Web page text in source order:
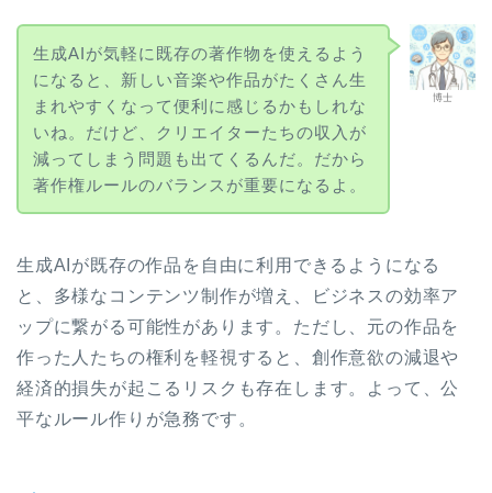
博士
生成AIが気軽に既存の著作物を使えるよう
になると、新しい音楽や作品がたくさん生
まれやすくなって便利に感じるかもしれな
いね。だけど、クリエイターたちの収入が
減ってしまう問題も出てくるんだ。だから
著作権ルールのバランスが重要になるよ。
生成AIが既存の作品を自由に利用できるようになる
と、多様なコンテンツ制作が増え、ビジネスの効率ア
ップに繋がる可能性があります。ただし、元の作品を
作った人たちの権利を軽視すると、創作意欲の減退や
経済的損失が起こるリスクも存在します。よって、公
平なルール作りが急務です。